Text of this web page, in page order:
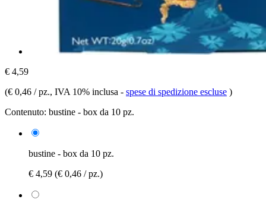
€ 4,59
(€ 0,46 / pz., IVA 10% inclusa - spese di spedizione escluse )
Contenuto: bustine - box da 10 pz.
bustine - box da 10 pz.
€ 4,59 (€ 0,46 / pz.)